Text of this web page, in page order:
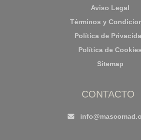
Aviso Legal
Términos y
Política de
Política de Cookies
Sitemap
CONTACTO